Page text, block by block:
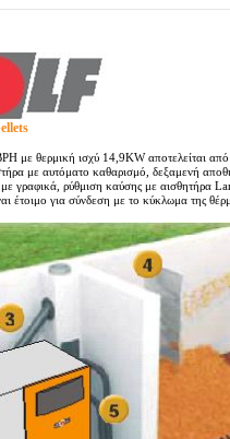
με θερμική ισχύ 14,9KW αποτελείται
με αυτόματο καθαρισμό, δεξαμενή
γραφικά, ρύθμιση καύσης με αισθητήρα
έτοιμο για σύνδεση με το κύκλωμα της